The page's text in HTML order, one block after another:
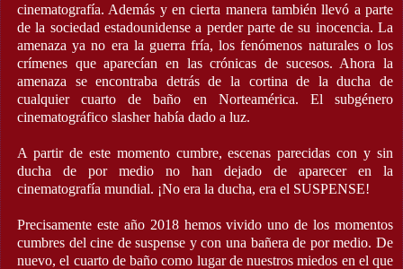
cinematografía. Además y en cierta manera también llevó a parte
de la sociedad estadounidense a perder parte de su inocencia. La
amenaza ya no era la guerra fría, los fenómenos naturales o los
crímenes que aparecían en las crónicas de sucesos. Ahora la
amenaza se encontraba detrás de la cortina de la ducha de
cualquier cuarto de baño en Norteamérica. El subgénero
cinematográfico slasher había dado a luz.
A partir de este momento cumbre, escenas parecidas con y sin
ducha de por medio no han dejado de aparecer en la
cinematografía mundial. ¡No era la ducha, era el SUSPENSE!
Precisamente este año 2018 hemos vivido uno de los momentos
cumbres del cine de suspense y con una bañera de por medio. De
nuevo, el cuarto de baño como lugar de nuestros miedos en el que